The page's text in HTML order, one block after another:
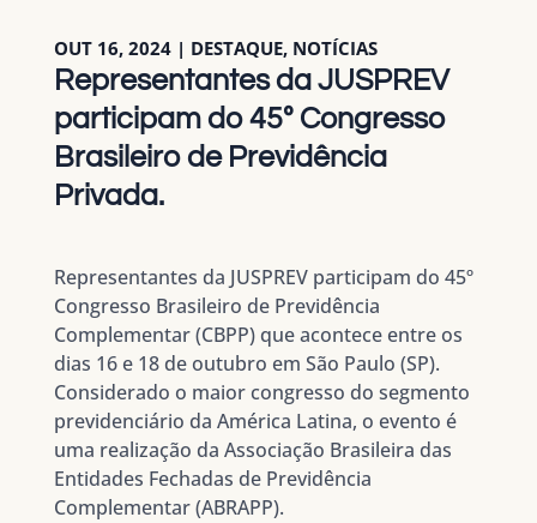
Representantes da JUSPREV
participam do 45º Congresso
Brasileiro de Previdência
Privada.
OUT 16, 2024| DESTAQUE, NOTÍCIAS
Representantes da JUSPREV participam do 45º
Congresso Brasileiro de Previdência
Complementar (CBPP) que acontece entre os
dias 16 e 18 de outubro em São Paulo (SP).
Considerado o maior congresso do segmento
previdenciário da América Latina, o evento é
uma realização da Associação Brasileira das
Entidades Fechadas de Previdência
Complementar (ABRAPP).